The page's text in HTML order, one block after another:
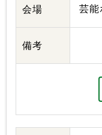
会場 芸能
備考